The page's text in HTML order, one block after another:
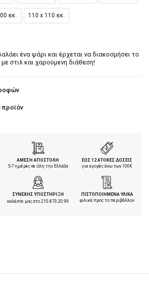
εκ. 110 x 110 εκ.
ένα ψάρι και έρχεται να διακοσμήσει το
στιλ και χαρούμενη διάθεση!
προϊόν
ΑΜΕΣΗ ΑΠΟΣΤΟΛΗ
5-7 ημέρες σε όλη την Ελλάδα
ΕΩΣ 12 ΑΤΟΚΕΣ ΔΟΣΕΙΣ
για αγορές άνω των 100€
ΣΥΝΕΧΗΣ ΥΠΟΣΤΗΡΙΞΗ
καλέστε μας στο210.873.20.99
ΠΙΣΤΟΠΟΙΗΜΕΝΑ ΥΛΙΚΑ
φιλικά προς το περιβάλλον